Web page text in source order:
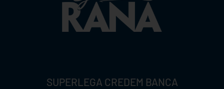
SUPERLEGA CREDEM BANCA